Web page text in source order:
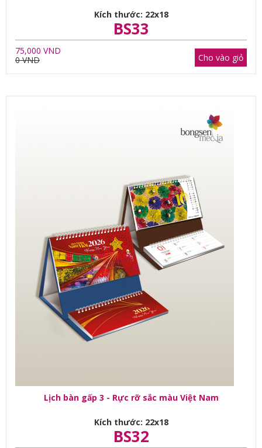
Kích thước: 22x18
BS33
75,000 VND
0 VND
Cho vào giỏ
Lịch bàn gấp 3 - Rực rỡ sắc màu Việt Nam
Kích thước: 22x18
BS32